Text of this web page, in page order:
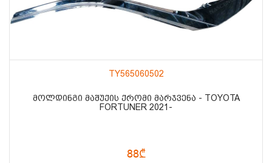
TY565060502
ᲛᲝᲚᲓᲘᲜᲒᲘ ᲛᲐᲨᲣᲥᲘᲡ ᲥᲠᲝᲛᲘ ᲛᲐᲠᲯᲕᲔᲜᲐ - TOYOTA
FORTUNER 2021-
88₾